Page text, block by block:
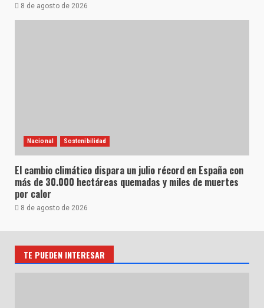
8 de agosto de 2026
Nacional Sostenibilidad
El cambio climático dispara un julio récord en España con
más de 30.000 hectáreas quemadas y miles de muertes
por calor
8 de agosto de 2026
TE PUEDEN INTERESAR